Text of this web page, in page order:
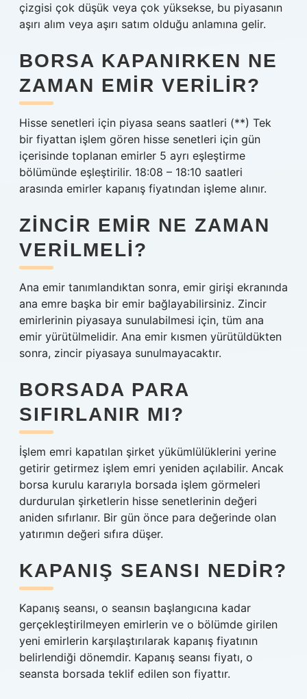
çizgisi çok düşük veya çok yüksekse, bu piyasanın
aşırı alım veya aşırı satım olduğu anlamına gelir.
BORSA KAPANIRKEN NE
ZAMAN EMIR VERILIR?
Hisse senetleri için piyasa seans saatleri (**) Tek
bir fiyattan işlem gören hisse senetleri için gün
içerisinde toplanan emirler 5 ayrı eşleştirme
bölümünde eşleştirilir. 18:08 – 18:10 saatleri
arasında emirler kapanış fiyatından işleme alınır.
ZINCIR EMIR NE ZAMAN
VERILMELI?
Ana emir tanımlandıktan sonra, emir girişi ekranında
ana emre başka bir emir bağlayabilirsiniz. Zincir
emirlerinin piyasaya sunulabilmesi için, tüm ana
emir yürütülmelidir. Ana emir kısmen yürütüldükten
sonra, zincir piyasaya sunulmayacaktır.
BORSADA PARA
SIFIRLANIR MI?
İşlem emri kapatılan şirket yükümlülüklerini yerine
getirir getirmez işlem emri yeniden açılabilir. Ancak
borsa kurulu kararıyla borsada işlem görmeleri
durdurulan şirketlerin hisse senetlerinin değeri
aniden sıfırlanır. Bir gün önce para değerinde olan
yatırımın değeri sıfıra düşer.
KAPANIŞ SEANSI NEDIR?
Kapanış seansı, o seansın başlangıcına kadar
gerçekleştirilmeyen emirlerin ve o bölümde girilen
yeni emirlerin karşılaştırılarak kapanış fiyatının
belirlendiği dönemdir. Kapanış seansı fiyatı, o
seansta borsada teklif edilen son fiyattır.